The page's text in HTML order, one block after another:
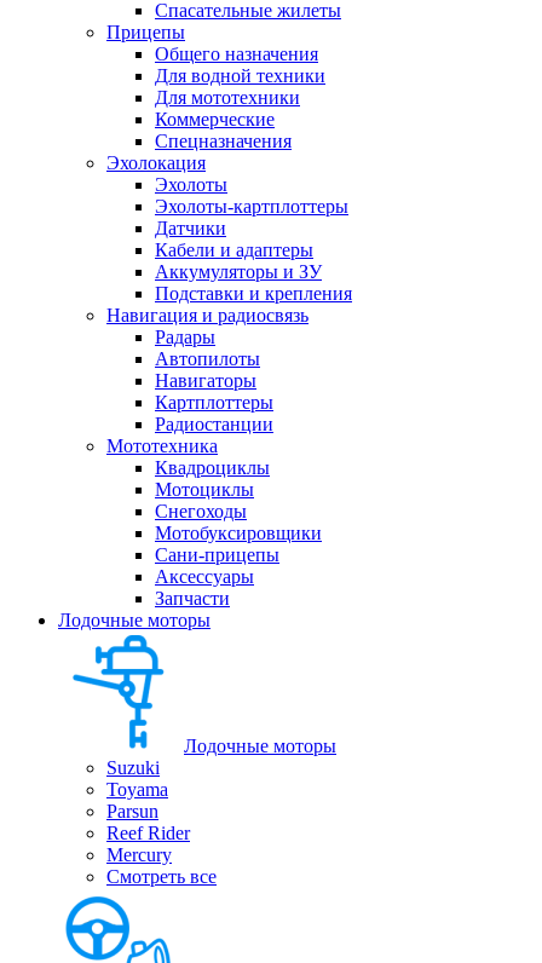
Спасательные жилеты
Прицепы
Общего назначения
Для водной техники
Для мототехники
Коммерческие
Спецназначения
Эхолокация
Эхолоты
Эхолоты-картплоттеры
Датчики
Кабели и адаптеры
Аккумуляторы и ЗУ
Подставки и крепления
Навигация и радиосвязь
Радары
Автопилоты
Навигаторы
Картплоттеры
Радиостанции
Мототехника
Квадроциклы
Мотоциклы
Снегоходы
Мотобуксировщики
Сани-прицепы
Аксессуары
Запчасти
Лодочные моторы
Лодочные моторы
Suzuki
Toyama
Parsun
Reef Rider
Mercury
Смотреть все